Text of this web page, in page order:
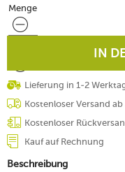
Menge
Menge
IN
Lieferung in 1-2
Kostenloser Versand
Kostenloser
Kauf auf Rechnung
Beschreibung